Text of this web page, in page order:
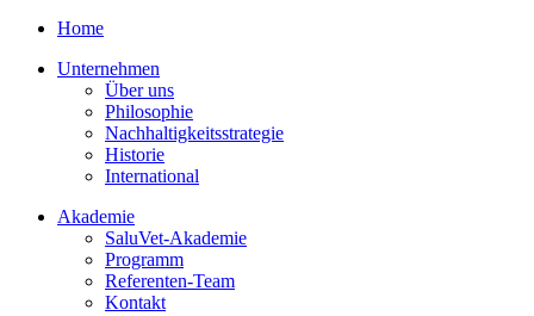
Home
Unternehmen
Über uns
Philosophie
Nachhaltigkeitsstrategie
Historie
International
Akademie
SaluVet-Akademie
Programm
Referenten-Team
Kontakt